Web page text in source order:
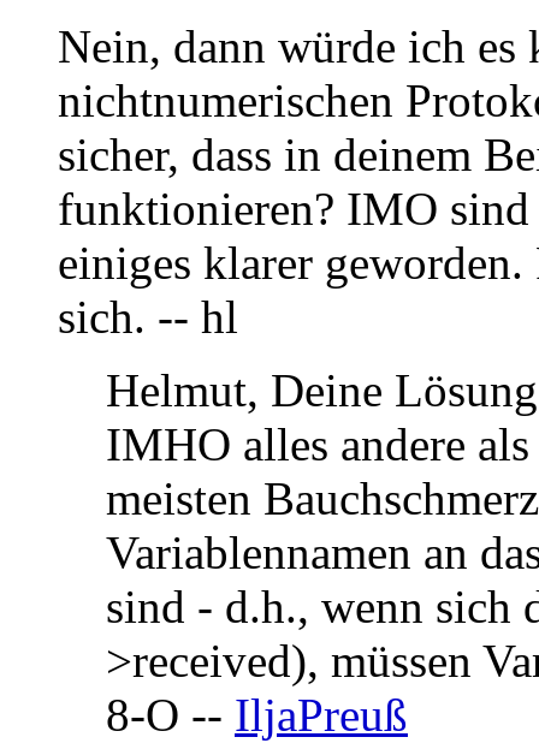
Nein, dann würde ich es
nichtnumerischen
sicher, dass in deinem
funktionieren? IMO sind
einiges klarer
sich. -- hl
Helmut, Deine
IMHO alles andere
meisten
Variablennamen an
sind - d.h., wenn sich
>received), müssen
8-O -- IljaPreuß